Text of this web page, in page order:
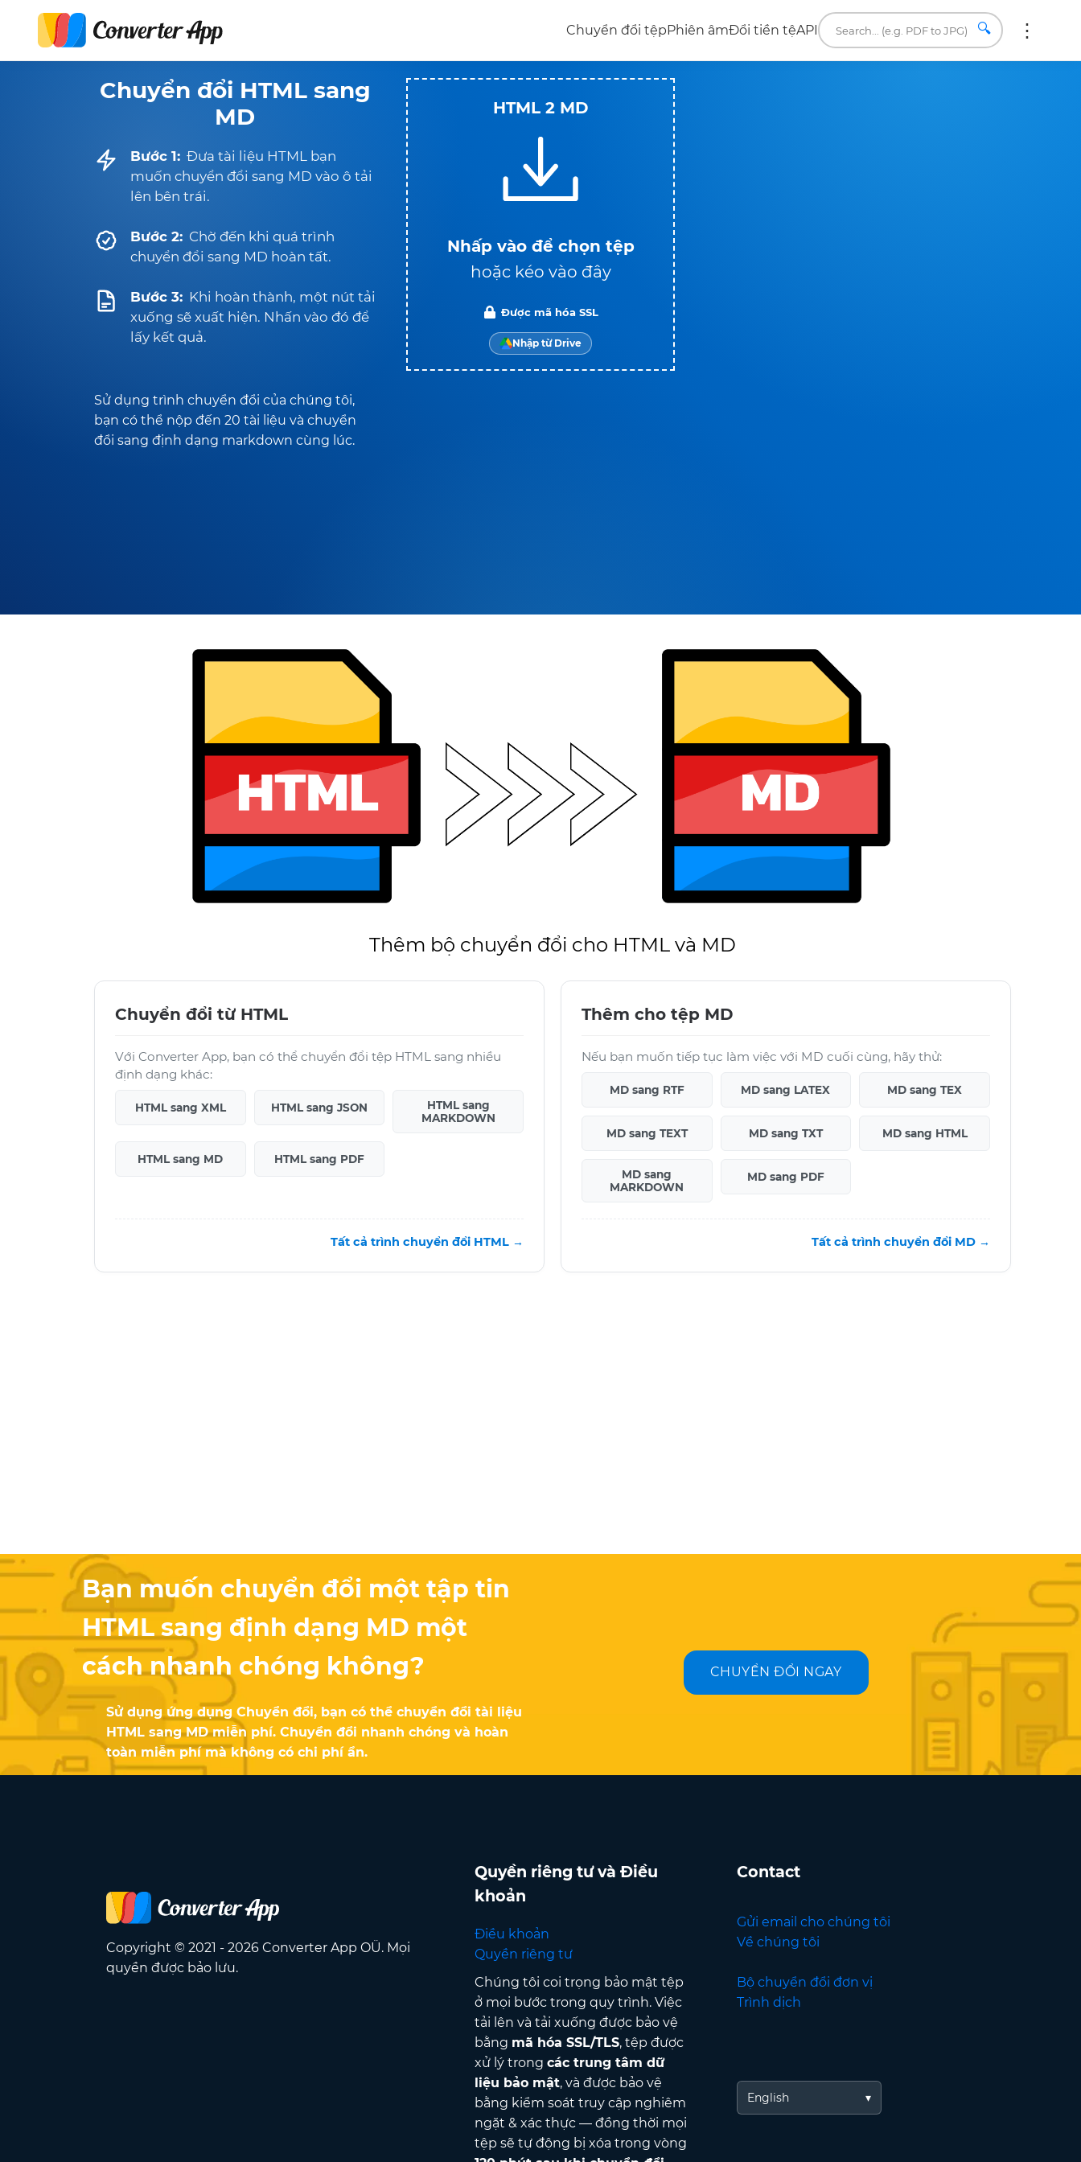
Chuyển đổi tệpPhiên âmĐổi tiền tệAPI 🔍
Chuyển đổi HTML sang
MD
Bước 1: Đưa tài liệu HTML bạn
muốn chuyển đổi sang MD vào ô tải
lên bên trái.
Bước 2: Chờ đến khi quá trình
chuyển đổi sang MD hoàn tất.
Bước 3: Khi hoàn thành, một nút tải
xuống sẽ xuất hiện. Nhấn vào đó để
lấy kết quả.
Sử dụng trình chuyển đổi của chúng tôi,
bạn có thể nộp đến 20 tài liệu và chuyển
đổi sang định dạng markdown cùng lúc.
HTML 2 MD
Nhấp vào để chọn tệp
hoặc kéo vào đây
Được mã hóa SSL
Nhập từ Drive
Thêm bộ chuyển đổi cho HTML và MD
Chuyển đổi từ HTML
Với Converter App, bạn có thể chuyển đổi tệp HTML sang nhiều
định dạng khác:
HTML sang XML HTML sang JSON
HTML sang
MARKDOWN
HTML sang MD HTML sang PDF
Tất cả trình chuyển đổi HTML →
Thêm cho tệp MD
Nếu bạn muốn tiếp tục làm việc với MD cuối cùng, hãy thử:
MD sang RTF MD sang LATEX MD sang TEX
MD sang TEXT MD sang TXT MD sang HTML
MD sang
MARKDOWN
MD sang PDF
Tất cả trình chuyển đổi MD →
Bạn muốn chuyển đổi một tập tin
HTML sang định dạng MD một
cách nhanh chóng không?
Sử dụng ứng dụng Chuyển đổi, bạn có thể chuyển đổi tài liệu
HTML sang MD miễn phí. Chuyển đổi nhanh chóng và hoàn
toàn miễn phí mà không có chi phí ẩn.
CHUYỂN ĐỔI NGAY
Copyright © 2021 - 2026 Converter App OÜ. Mọi
quyền được bảo lưu.
Quyền riêng tư và Điều
khoản
Điều khoản
Quyền riêng tư
Chúng tôi coi trọng bảo mật tệp
ở mọi bước trong quy trình. Việc
tải lên và tải xuống được bảo vệ
bằng mã hóa SSL/TLS, tệp được
xử lý trong các trung tâm dữ
liệu bảo mật, và được bảo vệ
bằng kiểm soát truy cập nghiêm
ngặt & xác thực — đồng thời mọi
tệp sẽ tự động bị xóa trong vòng
Contact
Gửi email cho chúng tôi
Về chúng tôi
Bộ chuyển đổi đơn vị
Trình dịch
English